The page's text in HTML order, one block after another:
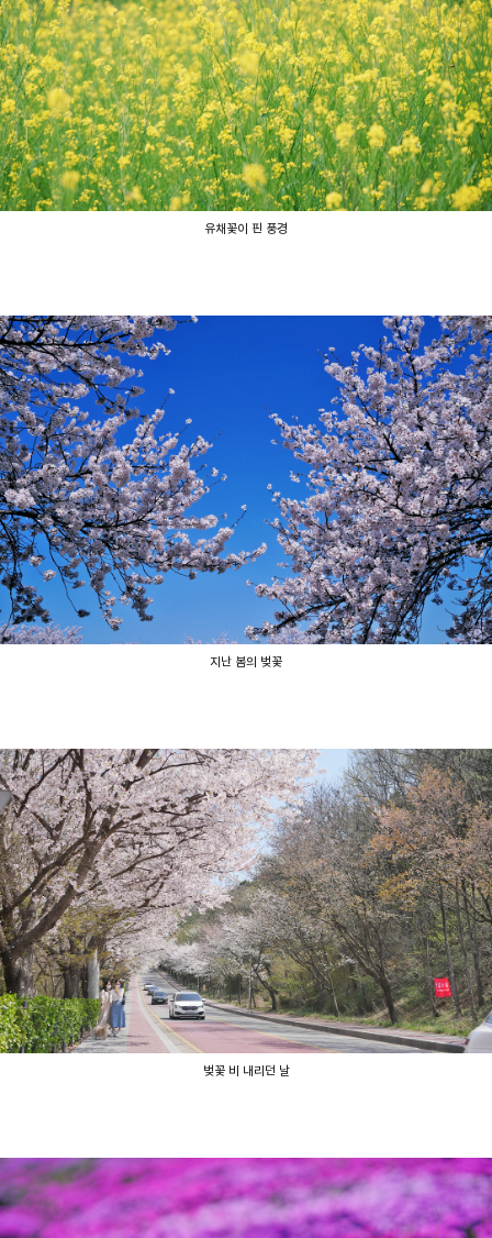
유채꽃이 핀 풍경
지난 봄의 벚꽃
벚꽃 비 내리던 날